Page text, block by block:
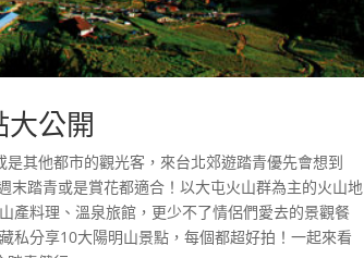
公開
其他都市的觀光客，來台北郊遊踏青優先會想到
末踏青或是賞花都適合！以大屯火山群為主的火山地
產料理、溫泉旅館，更少不了情侶們愛去的景觀餐
私分享10大陽明山景點，每個都超好拍！一起來看